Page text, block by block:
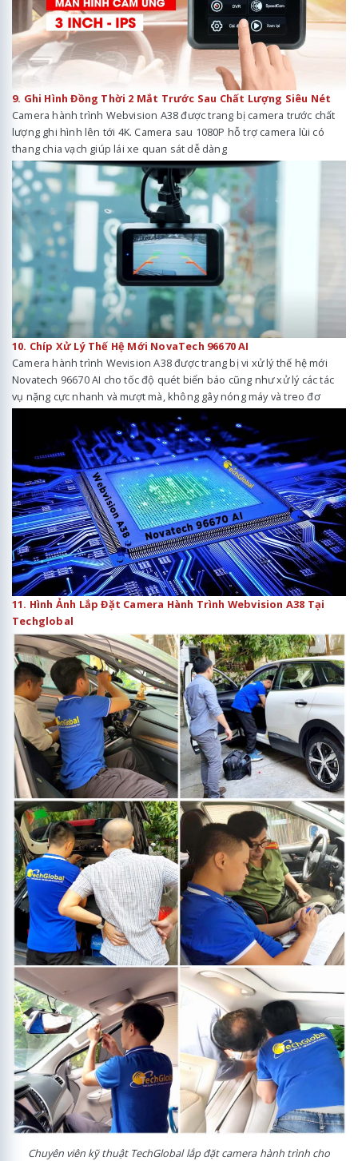
9. Ghi Hình Đồng Thời 2 Mắt Trước Sau Chất Lượng Siêu Nét
Camera hành trình Webvision A38 được trang bị camera trước chất
lượng ghi hình lên tới 4K. Camera sau 1080P hỗ trợ camera lùi có
thang chia vạch giúp lái xe quan sát dễ dàng
10. Chíp Xử Lý Thế Hệ Mới NovaTech 96670 AI
Camera hành trình Wevision A38 được trang bị vi xử lý thế hệ mới
Novatech 96670 AI cho tốc độ quét biển báo cũng như xử lý các tác
vụ nặng cực nhanh và mượt mà, không gây nóng máy và treo đơ
11. Hình Ảnh Lắp Đặt Camera Hành Trình Webvision A38 Tại
Techglobal
Chuyên viên kỹ thuật TechGlobal lắp đặt camera hành trình cho